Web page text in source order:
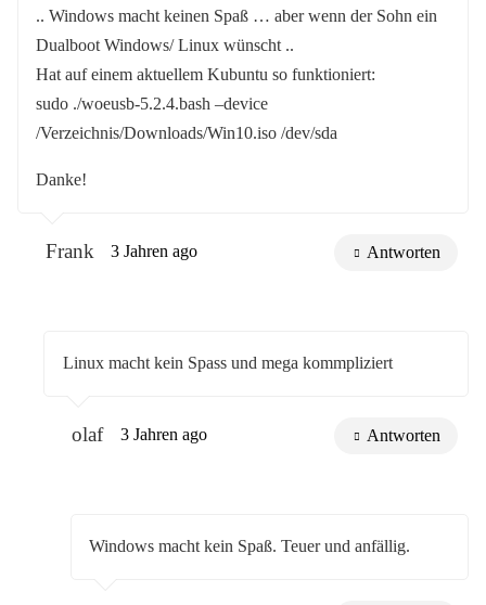
.. Windows macht keinen Spaß … aber wenn der Sohn ein
Dualboot Windows/ Linux wünscht ..
Hat auf einem aktuellem Kubuntu so funktioniert:
sudo ./woeusb-5.2.4.bash –device
/Verzeichnis/Downloads/Win10.iso /dev/sda
Danke!
Frank 3 Jahren ago Antworten
Linux macht kein Spass und mega kommpliziert
olaf 3 Jahren ago Antworten
Windows macht kein Spaß. Teuer und anfällig.